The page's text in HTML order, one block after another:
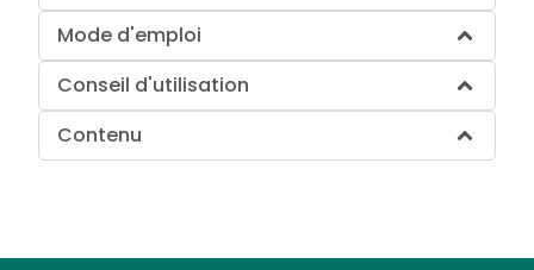
Mode d'emploi
Conseil d'utilisation
Contenu